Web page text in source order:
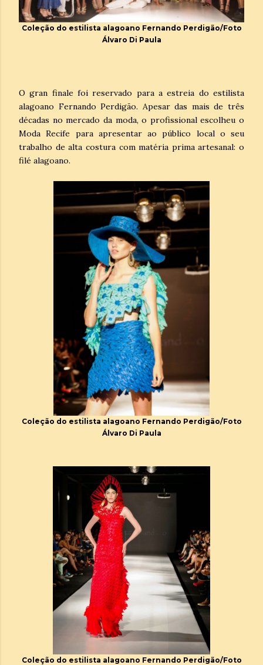
Coleção do estilista alagoano Fernando Perdigão/Foto
Álvaro Di Paula
O gran finale foi reservado para a estreia do estilista
alagoano Fernando Perdigão. Apesar das mais de três
décadas no mercado da moda, o profissional escolheu o
Moda Recife para apresentar ao público local o seu
trabalho de alta costura com matéria prima artesanal: o
filé alagoano.
Coleção do estilista alagoano Fernando Perdigão/Foto
Álvaro Di Paula
Coleção do estilista alagoano Fernando Perdigão/Foto